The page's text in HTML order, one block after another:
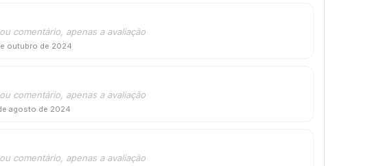
comentário, apenas a avaliação
outubro de 2024
comentário, apenas a avaliação
agosto de 2024
comentário, apenas a avaliação